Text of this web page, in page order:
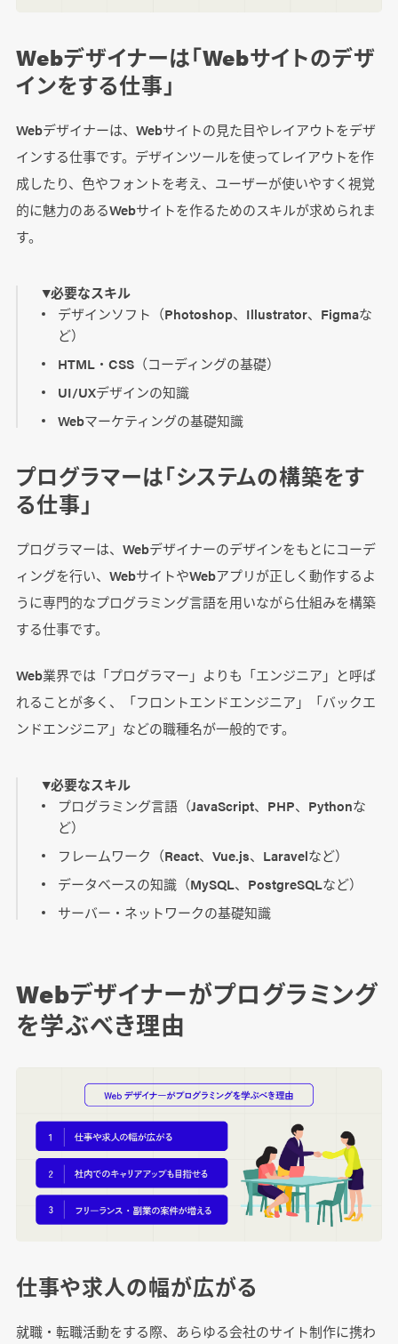
Webデザイナーは「Webサイトのデザ
インをする仕事」
Webデザイナーは、Webサイトの見た目やレイアウトをデザ
インする仕事です。デザインツールを使ってレイアウトを作
成したり、色やフォントを考え、ユーザーが使いやすく視覚
的に魅力のあるWebサイトを作るためのスキルが求められま
す。
▼必要なスキル
デザインソフト（Photoshop、Illustrator、Figmaな
ど）
HTML・CSS（コーディングの基礎）
UI/UXデザインの知識
Webマーケティングの基礎知識
プログラマーは「システムの構築をす
る仕事」
プログラマーは、Webデザイナーのデザインをもとにコーデ
ィングを行い、WebサイトやWebアプリが正しく動作するよ
うに専門的なプログラミング言語を用いながら仕組みを構築
する仕事です。
Web業界では「プログラマー」よりも「エンジニア」と呼ば
れることが多く、「フロントエンドエンジニア」「バックエ
ンドエンジニア」などの職種名が一般的です。
▼必要なスキル
プログラミング言語（JavaScript、PHP、Pythonな
ど）
フレームワーク（React、Vue.js、Laravelなど）
データベースの知識（MySQL、PostgreSQLなど）
サーバー・ネットワークの基礎知識
Webデザイナーがプログラミング
を学ぶべき理由
仕事や求人の幅が広がる
就職・転職活動をする際、あらゆる会社のサイト制作に携わ